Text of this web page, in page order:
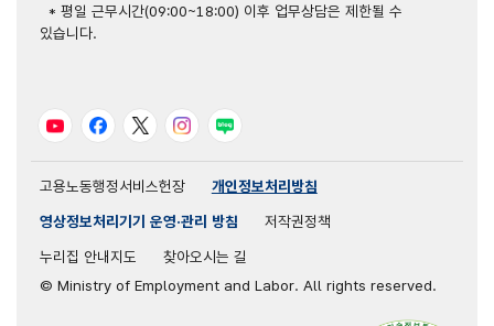
* 평일 근무시간(09:00~18:00) 이후 업무상담은 제한될 수
있습니다.
유튜브 페이스북트위터 인스타그램
블로그
고용노동행정서비스헌장
개인정보처리방침
영상정보처리기기 운영·관리 방침
저작권정책
누리집 안내지도
찾아오시는 길
© Ministry of Employment and Labor. All rights reserved.